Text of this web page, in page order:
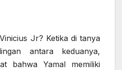
Jr? Ketika di tanya
antara keduanya,
bahwa Yamal memiliki